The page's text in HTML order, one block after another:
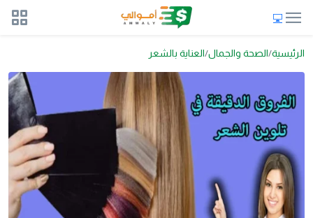
الرئيسية الصحة والجمال العناية بالشعر